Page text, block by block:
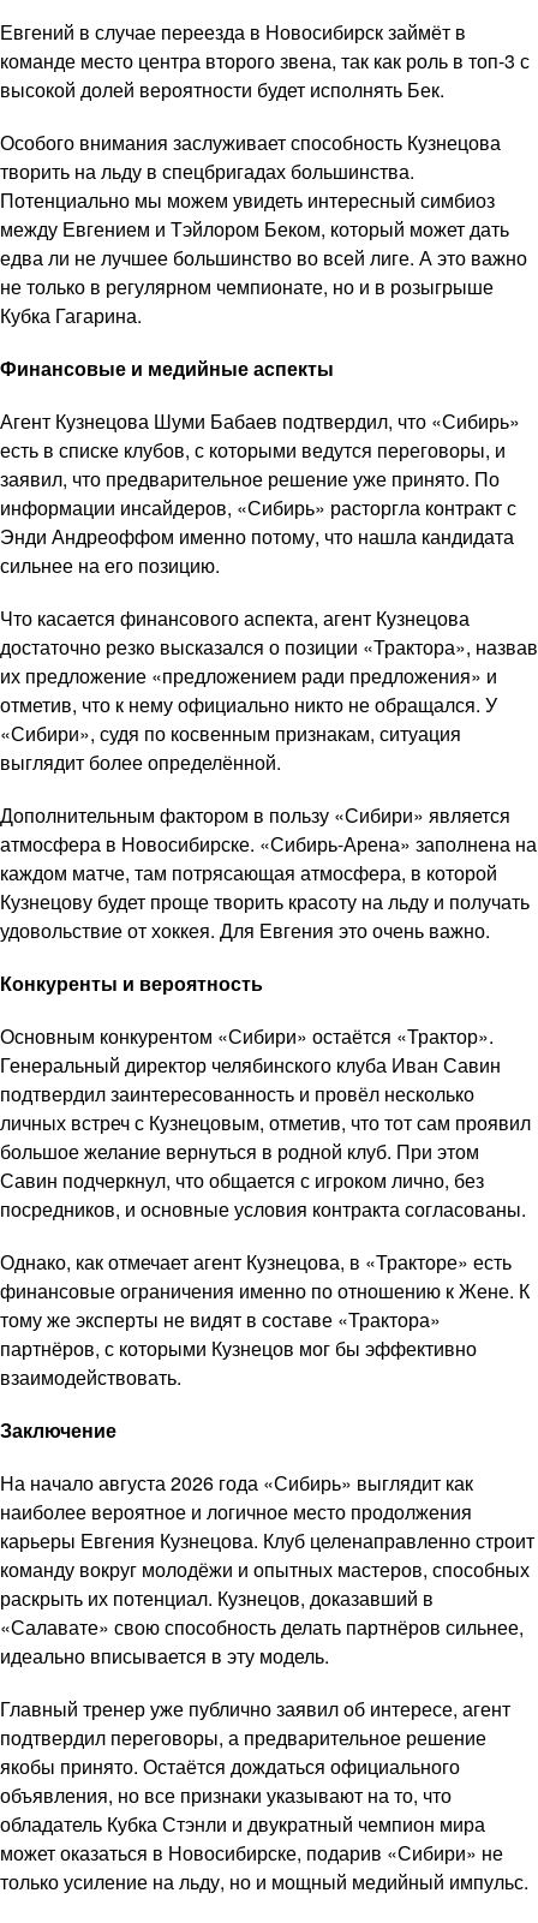
Евгений в случае переезда в Новосибирск займёт в
команде место центра второго звена, так как роль в топ-3 с
высокой долей вероятности будет исполнять Бек.
Особого внимания заслуживает способность Кузнецова
творить на льду в спецбригадах большинства.
Потенциально мы можем увидеть интересный симбиоз
между Евгением и Тэйлором Беком, который может дать
едва ли не лучшее большинство во всей лиге. А это важно
не только в регулярном чемпионате, но и в розыгрыше
Кубка Гагарина.
Финансовые и медийные аспекты
Агент Кузнецова Шуми Бабаев подтвердил, что «Сибирь»
есть в списке клубов, с которыми ведутся переговоры, и
заявил, что предварительное решение уже принято. По
информации инсайдеров, «Сибирь» расторгла контракт с
Энди Андреоффом именно потому, что нашла кандидата
сильнее на его позицию.
Что касается финансового аспекта, агент Кузнецова
достаточно резко высказался о позиции «Трактора», назвав
их предложение «предложением ради предложения» и
отметив, что к нему официально никто не обращался. У
«Сибири», судя по косвенным признакам, ситуация
выглядит более определённой.
Дополнительным фактором в пользу «Сибири» является
атмосфера в Новосибирске. «Сибирь-Арена» заполнена на
каждом матче, там потрясающая атмосфера, в которой
Кузнецову будет проще творить красоту на льду и получать
удовольствие от хоккея. Для Евгения это очень важно.
Конкуренты и вероятность
Основным конкурентом «Сибири» остаётся «Трактор».
Генеральный директор челябинского клуба Иван Савин
подтвердил заинтересованность и провёл несколько
личных встреч с Кузнецовым, отметив, что тот сам проявил
большое желание вернуться в родной клуб. При этом
Савин подчеркнул, что общается с игроком лично, без
посредников, и основные условия контракта согласованы.
Однако, как отмечает агент Кузнецова, в «Тракторе» есть
финансовые ограничения именно по отношению к Жене. К
тому же эксперты не видят в составе «Трактора»
партнёров, с которыми Кузнецов мог бы эффективно
взаимодействовать.
Заключение
На начало августа 2026 года «Сибирь» выглядит как
наиболее вероятное и логичное место продолжения
карьеры Евгения Кузнецова. Клуб целенаправленно строит
команду вокруг молодёжи и опытных мастеров, способных
раскрыть их потенциал. Кузнецов, доказавший в
«Салавате» свою способность делать партнёров сильнее,
идеально вписывается в эту модель.
Главный тренер уже публично заявил об интересе, агент
подтвердил переговоры, а предварительное решение
якобы принято. Остаётся дождаться официального
объявления, но все признаки указывают на то, что
обладатель Кубка Стэнли и двукратный чемпион мира
может оказаться в Новосибирске, подарив «Сибири» не
только усиление на льду, но и мощный медийный импульс.